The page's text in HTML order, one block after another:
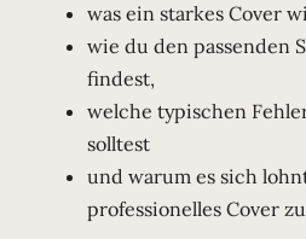
was ein starkes Cover
wie du den passenden
findest,
welche typischen
solltest
und warum es sich
professionelles Cover